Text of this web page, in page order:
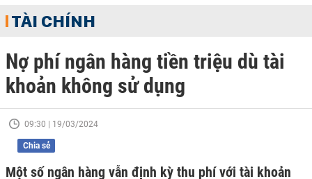
TÀI CHÍNH
Nợ phí ngân hàng tiền triệu dù tài
khoản không sử dụng
09:30 | 19/03/2024
Chia sẻ
Một số ngân hàng vẫn định kỳ thu phí với tài khoản